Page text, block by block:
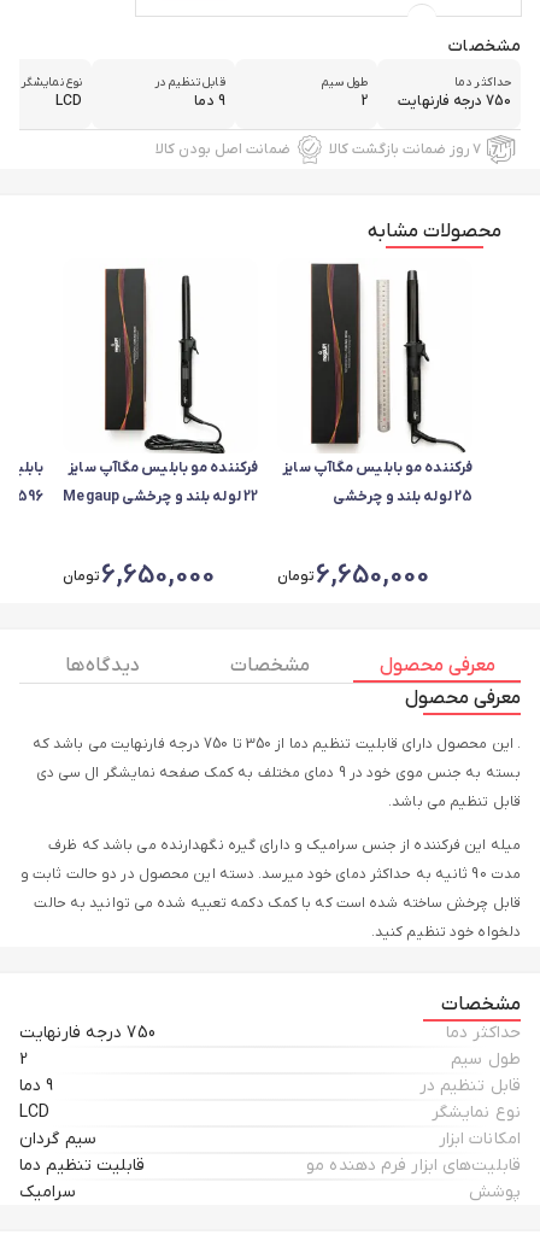
مشخصات
حداکثر دما
750 درجه فارنهایت
طول سیم
2
قابل تنظیم در
9 دما
نوع نمایشگر
LCD
۷ روز ضمانت بازگشت کالا ضمانت اصل بودن کالا
محصولات مشابه
فرکننده مو بابلیس مگاآپ سایز
25 لوله بلند و چرخشی
6,650,000تومان
فرکننده مو بابلیس مگاآپ سایز
22 لوله بلند و چرخشی Megaup
6,650,000تومان
v_596
معرفی محصول مشخصات
دیدگاه ها
معرفی محصول
. این محصول دارای قابلیت تنظیم دما از 350 تا 750 درجه فارنهایت می باشد که
بسته به جنس موی خود در 9 دمای مختلف به کمک صفحه نمایشگر ال سی دی
قابل تنظیم می باشد.
میله این فرکننده از جنس سرامیک و دارای گیره نگهدارنده می باشد که ظرف
مدت 90 ثانیه به حداکثر دمای خود میرسد. دسته این محصول در دو حالت ثابت و
قابل چرخش ساخته شده است که با کمک دکمه تعبیه شده می توانید به حالت
دلخواه خود تنظیم کنید.
سیم و پایه جهت جلوگیری از انتقال حرارت اشاره کرد. این مدل از فر کننده باراباس
نانو دارای سایز بزرگ به طول 40 سانتی متر و طول میله 20 سانتی متر است که
ایده آل برای استفاده های طولانی مدت و استفاده در سالن های آرایش می باشد.
مشخصات
حداکثر دما
750 درجه فارنهایت
طول سیم
2
قابل تنظیم در
9 دما
نوع نمایشگر
LCD
امکانات ابزار
سیم گردان
قابلیت‌های ابزار فرم دهنده مو
قابلیت تنظیم دما
پوشش
سرامیک